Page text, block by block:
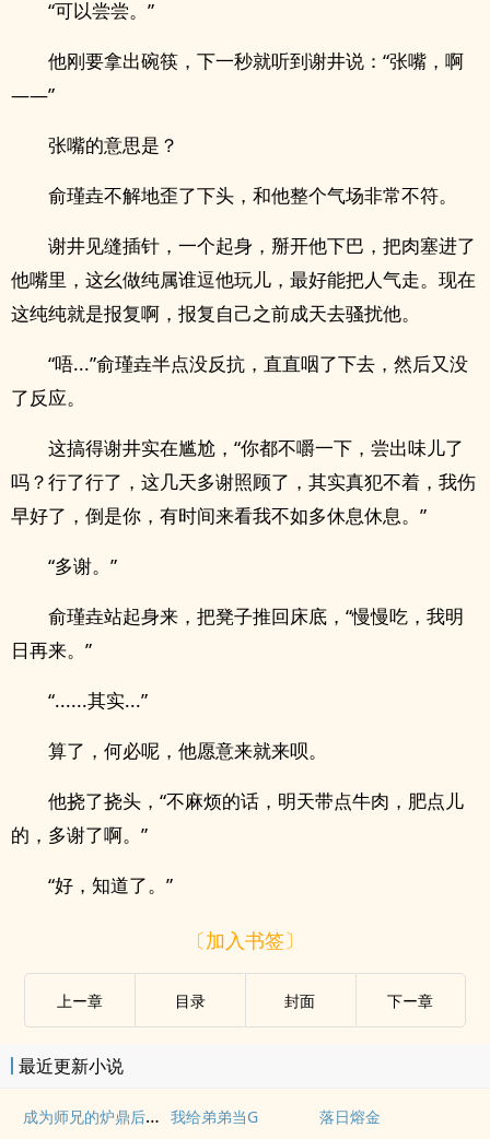
“可以尝尝。”
他刚要拿出碗筷，下一秒就听到谢井说：“张嘴，啊
——”
张嘴的意思是？
俞瑾垚不解地歪了下头，和他整个气场非常不符。
谢井见缝插针，一个起身，掰开他下巴，把肉塞进了
他嘴里，这幺做纯属谁逗他玩儿，最好能把人气走。现在
这纯纯就是报复啊，报复自己之前成天去骚扰他。
“唔...”俞瑾垚半点没反抗，直直咽了下去，然后又没
了反应。
这搞得谢井实在尴尬，“你都不嚼一下，尝出味儿了
吗？行了行了，这几天多谢照顾了，其实真犯不着，我伤
早好了，倒是你，有时间来看我不如多休息休息。”
“多谢。”
俞瑾垚站起身来，把凳子推回床底，“慢慢吃，我明
日再来。”
“......其实...”
算了，何必呢，他愿意来就来呗。
他挠了挠头，“不麻烦的话，明天带点牛肉，肥点儿
的，多谢了啊。”
“好，知道了。”
〔加入书签〕
上ー章 目录 封面 下ー章
最近更新小说
成为师兄的炉鼎后我在剑宗横着走 我给弟弟当G 落日熔金